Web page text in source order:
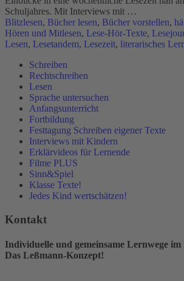
Schuljahres. Mit Interviews mit …
Blitzlesen, Bücher lesen, Bücher vorstellen,
Hören und Mitlesen, Lese-Hör-Texte,
Lesen, Lesetandem, Lesezeit, literarisches
Schreiben
Rechtschreiben
Lesen
Sprache untersuchen
Anfangsunterricht
Fortbildung
Festtagung Schreiben eigener Texte
Interviews mit Kindern
Erklärvideos für Lernende
Filme PLUS
Sinn&Spiel
Klasse Texte!
Jedes Kind wertschätzen!
Kontakt
Individuelle und gemeinsame Lernwege
Das Leßmann-Konzept!